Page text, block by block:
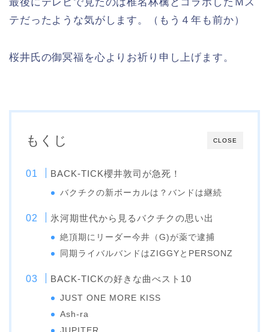
テだったような気がします。（もう４年も前か）
桜井氏の御冥福を心よりお祈り申し上げます。
CLOSE
もくじ
BACK-TICK櫻井敦司が急死！
バクチクの新ボーカルは？バンドは継続
氷河期世代から見るバクチクの思い出
絶頂期にリーダー今井（G)が薬で逮捕
同期ライバルバンドはZIGGYとPERSONZ
BACK-TICKの好きな曲べスト10
JUST ONE MORE KISS
Ash-ra